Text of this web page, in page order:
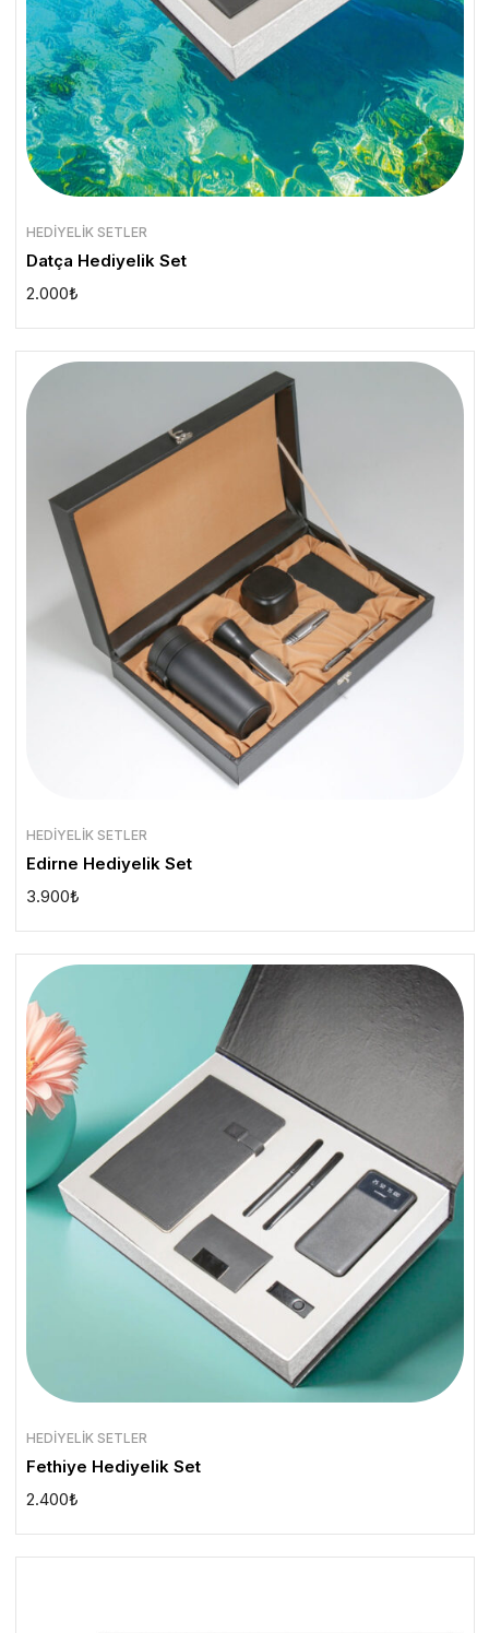
HEDIYELIK SETLER
Datça Hediyelik Set
2.000₺
HEDIYELIK SETLER
Edirne Hediyelik Set
3.900₺
HEDIYELIK SETLER
Fethiye Hediyelik Set
2.400₺